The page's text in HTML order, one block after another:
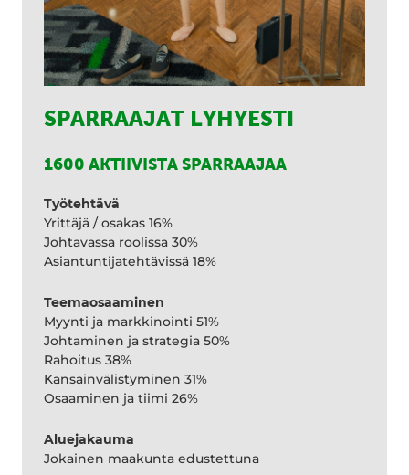
SPARRAAJAT LYHYESTI
1600 AKTIIVISTA SPARRAAJAA
Työtehtävä
Yrittäjä / osakas 16%
Johtavassa roolissa 30%
Asiantuntijatehtävissä 18%
Teemaosaaminen
Myynti ja markkinointi 51%
Johtaminen ja strategia 50%
Rahoitus 38%
Kansainvälistyminen 31%
Osaaminen ja tiimi 26%
Aluejakauma
Jokainen maakunta edustettuna